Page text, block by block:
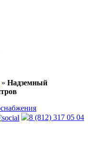
» Надземный
8 (812) 317 05 04